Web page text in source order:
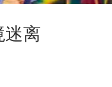
迷离